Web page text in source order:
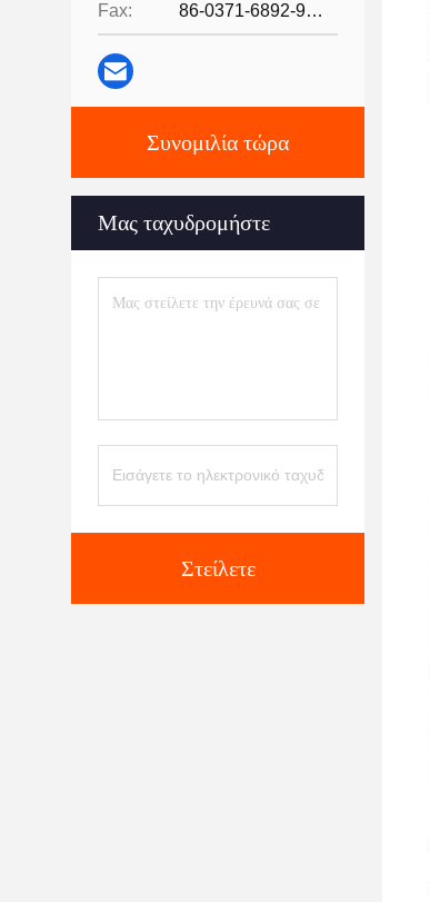
Fax: 86-0371-6892-9024
Συνομιλία τώρα
Μας ταχυδρομήστε
Στείλετε